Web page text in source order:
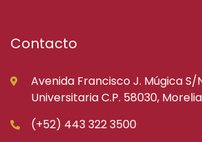
Contacto
Avenida Francisco J. Múgica S/
Universitaria C.P. 58030,
(+52) 443 322 3500